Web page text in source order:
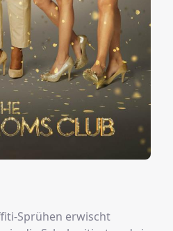
Sprühen erwischt